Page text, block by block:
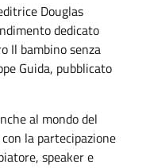
Douglas
dedicato
Il bambino senza
Guida, pubblicato
al mondo del
la partecipazione
speaker e